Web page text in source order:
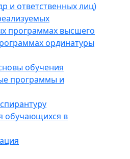
и ответственных лиц)
программах высшего
ординатуры
обучения
программы и
обучающихся в